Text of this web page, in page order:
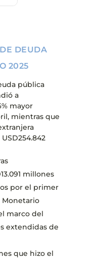
DEUDA
2025
pública
a
mayor
mientras que
millones
por el primer
Monetario
marco del
extendidas de
que hizo el